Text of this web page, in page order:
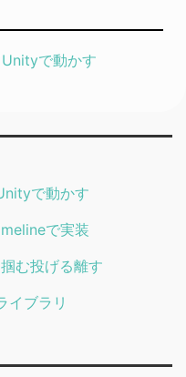
で動かす
で動かす
で実装
む投げる離す
イブラリ